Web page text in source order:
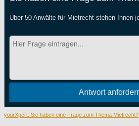
yourXpert: Sie haben eine Frage zum Thema Mietrecht?